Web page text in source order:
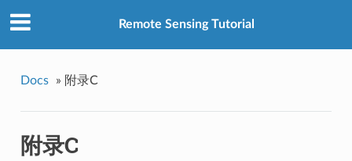
Remote Sensing Tutorial
Docs » 附录C
附录C